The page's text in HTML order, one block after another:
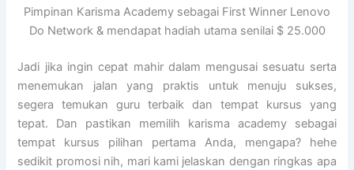
Pimpinan Karisma Academy sebagai First Winner Lenovo
Do Network & mendapat hadiah utama senilai $ 25.000
Jadi jika ingin cepat mahir dalam mengusai sesuatu serta
menemukan jalan yang praktis untuk menuju sukses,
segera temukan guru terbaik dan tempat kursus yang
tepat. Dan pastikan memilih karisma academy sebagai
tempat kursus pilihan pertama Anda, mengapa? hehe
sedikit promosi nih, mari kami jelaskan dengan ringkas apa